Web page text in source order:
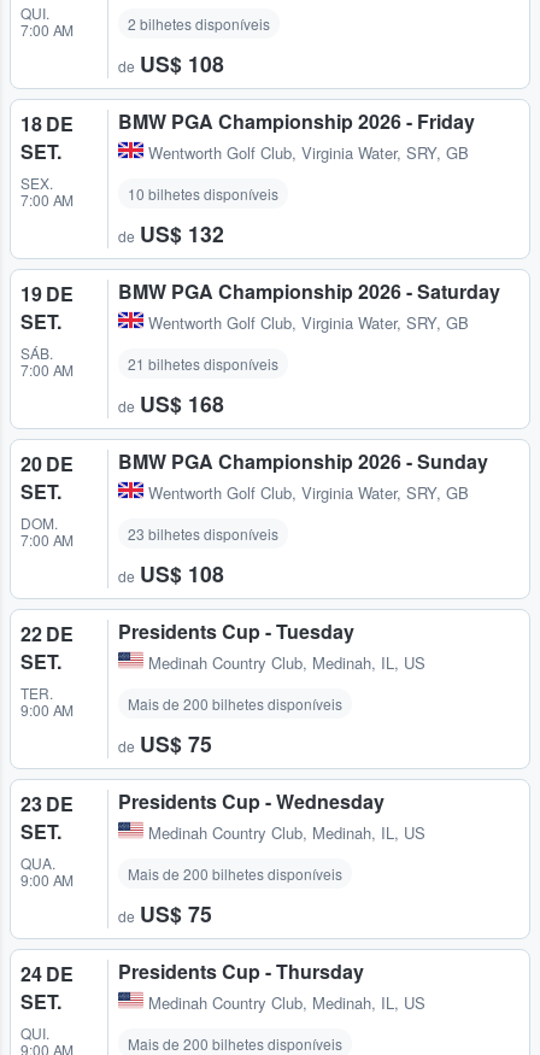
QUI.
7:00 AM
2 bilhetes disponíveis
de US$ 108
18 DE
SET.
SEX.
7:00 AM
BMW PGA Championship 2026 - Friday
Wentworth Golf Club, Virginia Water, SRY, GB
10 bilhetes disponíveis
de US$ 132
19 DE
SET.
SÁB.
7:00 AM
BMW PGA Championship 2026 - Saturday
Wentworth Golf Club, Virginia Water, SRY, GB
21 bilhetes disponíveis
de US$ 168
20 DE
SET.
DOM.
7:00 AM
BMW PGA Championship 2026 - Sunday
Wentworth Golf Club, Virginia Water, SRY, GB
23 bilhetes disponíveis
de US$ 108
22 DE
SET.
TER.
9:00 AM
Presidents Cup - Tuesday
Medinah Country Club, Medinah, IL, US
Mais de 200 bilhetes disponíveis
de US$ 75
23 DE
SET.
QUA.
9:00 AM
Presidents Cup - Wednesday
Medinah Country Club, Medinah, IL, US
Mais de 200 bilhetes disponíveis
de US$ 75
24 DE
SET.
QUI.
9:00 AM
Presidents Cup - Thursday
Medinah Country Club, Medinah, IL, US
Mais de 200 bilhetes disponíveis